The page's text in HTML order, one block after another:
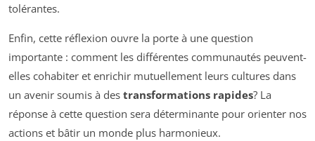
tolérantes.
Enfin, cette réflexion ouvre la porte à une question
importante : comment les différentes communautés peuvent-
elles cohabiter et enrichir mutuellement leurs cultures dans
un avenir soumis à des transformations rapides? La
réponse à cette question sera déterminante pour orienter nos
actions et bâtir un monde plus harmonieux.